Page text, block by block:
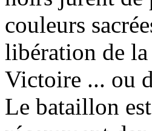
couleurs
libération de la
Victoire ... ou
Le bataillon